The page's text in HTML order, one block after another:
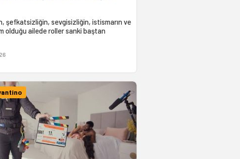
şefkatsizliğin, sevgisizliğin, istismarın ve
olduğu ailede roller sanki baştan